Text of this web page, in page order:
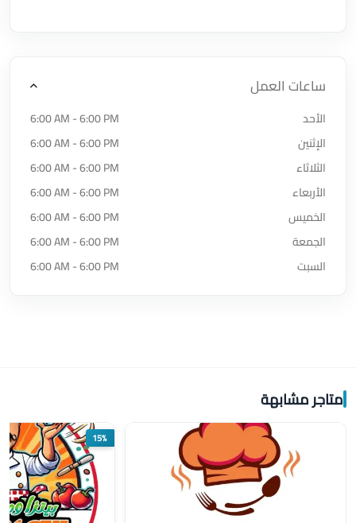
ساعات العمل
الأحد
6:00 AM - 6:00 PM
الإثنين
6:00 AM - 6:00 PM
الثلاثاء
6:00 AM - 6:00 PM
الأربعاء
6:00 AM - 6:00 PM
الخميس
6:00 AM - 6:00 PM
الجمعة
6:00 AM - 6:00 PM
السبت
6:00 AM - 6:00 PM
متاجر مشابهة
15%